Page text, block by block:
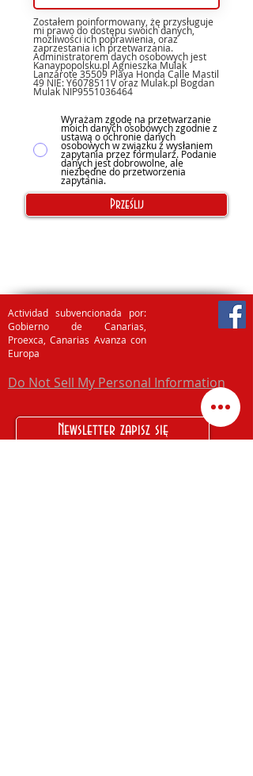
Zostałem poinformowany, żę przysługuje
mi prawo do dostępu swoich danych,
możliwości ich poprawienia, oraz
zaprzestania ich przetwarzania.
Administratorem daych osobowych jest
Kanaypopolsku.pl Agnieszka Mulak
Lanzarote 35509 Playa Honda Calle Mastil
49 NIE: Y6078511V oraz Mulak.pl Bogdan
Mulak NIP9551036464
Wyrażam zgodę na przetwarzanie
moich danych osobowych zgodnie z
ustawą o ochronie danych
osobowych w związku z wysłaniem
zapytania przez formularz. Podanie
danych jest dobrowolne, ale
niezbędne do przetworzenia
zapytania.
Prześlij
Actividad subvencionada por:
Gobierno de Canarias,
Proexca, Canarias Avanza con
Europa
Do Not Sell My Personal Information
Newsletter zapisz się